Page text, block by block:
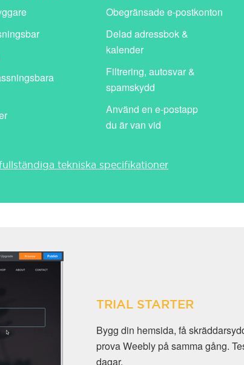
Obegränsade e-postkonton
Delad adressbok &
kalender
Filtrering, autosvar &
spamskydd
Använd en e-postapp
du är van vid
tekniska specifikationer
TRIAL STARTER
Bygg din hemsida, få skräddarsydd e-
prova Weebly på samma gång.